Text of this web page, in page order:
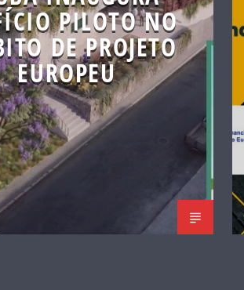
PILOTO NO
DE PROJETO
EUROPEU